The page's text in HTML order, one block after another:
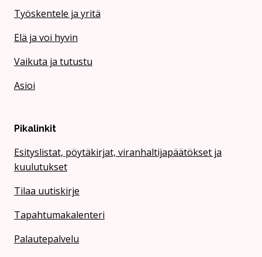
Työskentele ja yritä
Elä ja voi hyvin
Vaikuta ja tutustu
Asioi
Pikalinkit
Esityslistat, pöytäkirjat, viranhaltijapäätökset ja
kuulutukset
Tilaa uutiskirje
Tapahtumakalenteri
Palautepalvelu